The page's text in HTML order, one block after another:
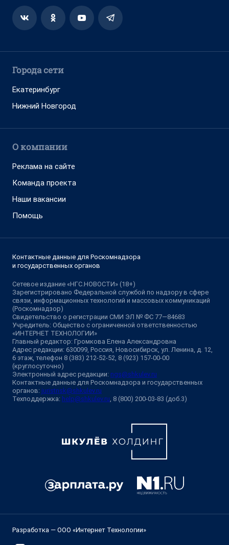
Города сети
Екатеринбург
Нижний Новгород
О компании
Реклама на сайте
Команда проекта
Наши вакансии
Помощь
Контактные данные для Роскомнадзора
и государственных органов
Сетевое издание «НГС.НОВОСТИ» (18+)
Зарегистрировано Федеральной службой по надзору в сфере
связи, информационных технологий и массовых коммуникаций
(Роскомнадзор)
Свидетельство о регистрации СМИ ЭЛ № ФС 77—84683
Учредитель: Общество с ограниченной ответственностью
«ИНТЕРНЕТ ТЕХНОЛОГИИ»
Главный редактор: Громкова Елена Александровна
Адрес редакции: 630099, Россия, Новосибирск, ул. Ленина, д. 12,
6 этаж, телефон 8 (383) 212-52-52, 8 (923) 157-00-00
(круглосуточно)
Электронный адрес редакции: ngs@shkulev.ru
Контактные данные для Роскомнадзора и государственных
органов: juristnsk@shkulev.ru
Техподдержка: help@shkulev.ru, 8 (800) 200-03-83 (доб.3)
Разработка — ООО «Интернет Технологии»